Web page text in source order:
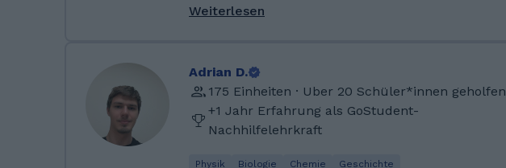
greifbar sind, lege ich viel Wert darauf, dass die
gerne dazu und freue mich genauso, Wissen
weiterzugeben Ich studiere aktuell in Graz an der
FH Joanneum im Bachelorstudiengang
Luftfahrt/Aviation. Davor maturierte ich an der HTL
Weiterlesen
Adrian D.
175 Einheiten · Uber 20 Schüler*innen geholfen
+1 Jahr Erfahrung als GoStudent-
Nachhilfelehrkraft
Physik Biologie Chemie Geschichte